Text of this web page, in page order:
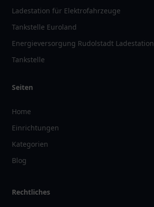
Ladestation für Elektrofahrzeuge
Tankstelle Euroland
Energieversorgung Rudolstadt Ladestation
Tankstelle
Seiten
Home
Einrichtungen
Kategorien
Blog
Rechtliches